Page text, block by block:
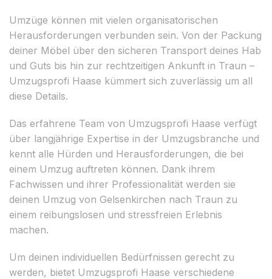
Umzüge können mit vielen organisatorischen
Herausforderungen verbunden sein. Von der Packung
deiner Möbel über den sicheren Transport deines Hab
und Guts bis hin zur rechtzeitigen Ankunft in Traun –
Umzugsprofi Haase kümmert sich zuverlässig um all
diese Details.
Das erfahrene Team von Umzugsprofi Haase verfügt
über langjährige Expertise in der Umzugsbranche und
kennt alle Hürden und Herausforderungen, die bei
einem Umzug auftreten können. Dank ihrem
Fachwissen und ihrer Professionalität werden sie
deinen Umzug von Gelsenkirchen nach Traun zu
einem reibungslosen und stressfreien Erlebnis
machen.
Um deinen individuellen Bedürfnissen gerecht zu
werden, bietet Umzugsprofi Haase verschiedene